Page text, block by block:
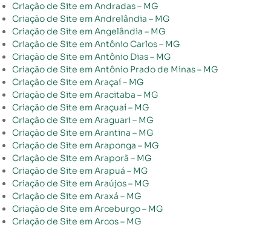
Criação de Site em Andradas – MG
Criação de Site em Andrelândia – MG
Criação de Site em Angelândia – MG
Criação de Site em Antônio Carlos – MG
Criação de Site em Antônio Dias – MG
Criação de Site em Antônio Prado de Minas – MG
Criação de Site em Araçaí – MG
Criação de Site em Aracitaba – MG
Criação de Site em Araçuaí – MG
Criação de Site em Araguari – MG
Criação de Site em Arantina – MG
Criação de Site em Araponga – MG
Criação de Site em Araporã – MG
Criação de Site em Arapuá – MG
Criação de Site em Araújos – MG
Criação de Site em Araxá – MG
Criação de Site em Arceburgo – MG
Criação de Site em Arcos – MG